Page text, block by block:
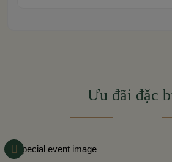
Ưu đãi đặc